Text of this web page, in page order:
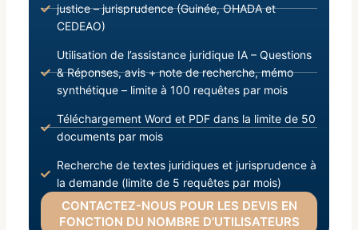
justice – jurisprudence (Guinée, OHADA et
CEDEAO)
Utilisation de l’assistance juridique IA – Questions
& Réponses, avis + note de recherche, mémo
synthétique – limite à 100 requêtes par mois
Téléchargement Word et PDF dans la limite de 50
documents par mois
Recherche de textes juridiques et jurisprudence à
la demande (limite de 5 requêtes par mois)
CONTACTEZ-NOUS POUR LES DEVIS EN
FONCTION DU NOMBRE D’UTILISATEURS